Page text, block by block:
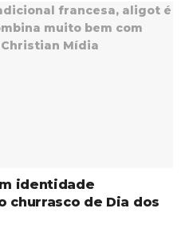
identidade
churrasco de Dia dos